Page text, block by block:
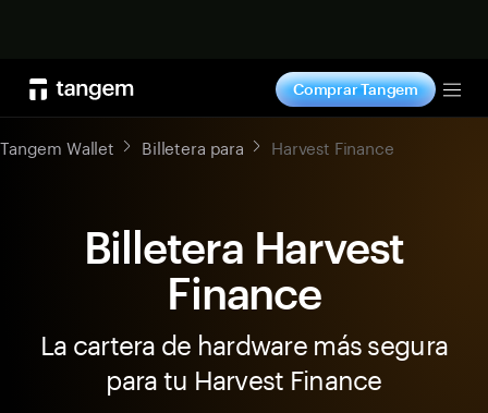
Comprar Tangem
Tangem Wallet Billetera para Harvest Finance
Billetera Harvest
Finance
La cartera de hardware más segura
para tu Harvest Finance